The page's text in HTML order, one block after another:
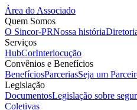
Área do Associado
Quem Somos
O Sincor-PRNossa história
Serviços
HubCorInterlocução
Convênios e Benefícios
BenefíciosParceriasSeja um
Legislação
DocumentosLegislação sobre
Coletivas